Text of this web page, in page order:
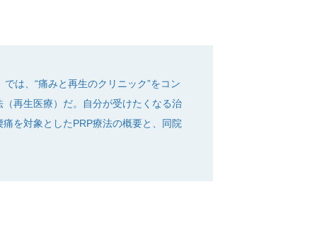
は、“痛みと再生のクリニック”をコン
再生医療）だ。自分が受けたくなる治
を対象としたPRP療法の概要と、同院